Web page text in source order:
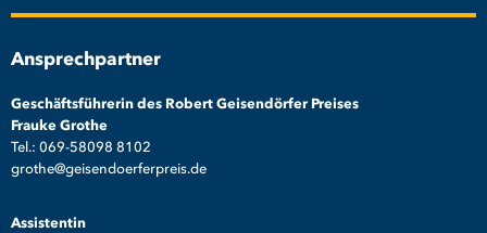
Ansprechpartner
Geschäftsführerin des Robert Geisendörfer Preises
Frauke Grothe
Tel.: 069-58098 8102
grothe@geisendoerferpreis.de
Assistentin